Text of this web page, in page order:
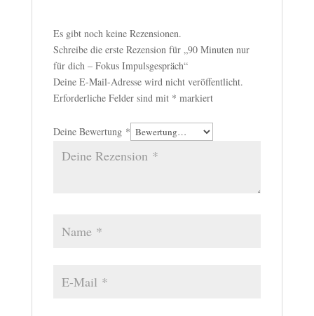
Es gibt noch keine Rezensionen.
Schreibe die erste Rezension für „90 Minuten nur
für dich – Fokus Impulsgespräch“
Deine E-Mail-Adresse wird nicht veröffentlicht.
Erforderliche Felder sind mit * markiert
Deine Bewertung *